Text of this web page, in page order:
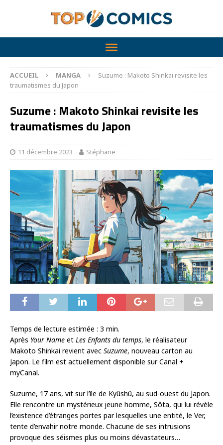
ACCUEIL MANGA
Suzume : Makoto Shinkai revisite les
traumatismes du Japon
Suzume : Makoto Shinkai revisite les
traumatismes du Japon
11 décembre 2023 Stéphane
Temps de lecture estimée : 3 min.
Après Your Name et Les Enfants du temps, le réalisateur
Makoto Shinkai revient avec Suzume, nouveau carton au
Japon. Le film est actuellement disponible sur Canal +
myCanal.
Suzume, 17 ans, vit sur l’île de Kyûshû, au sud-ouest du Japon.
Elle rencontre un mystérieux jeune homme, Sôta, qui lui révèle
l’existence d’étranges portes par lesquelles une entité, le Ver,
tente d’envahir notre monde. Chacune de ses intrusions
provoque des séismes plus ou moins dévastateurs…